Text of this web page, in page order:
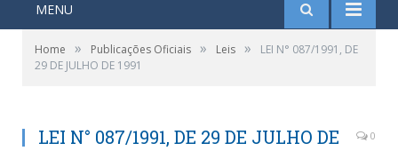
MENU
Home » Publicações Oficiais » Leis »
LEI N° 087/1991, DE
29 DE JULHO DE 1991
LEI N° 087/1991, DE 29 DE JULHO DE
0